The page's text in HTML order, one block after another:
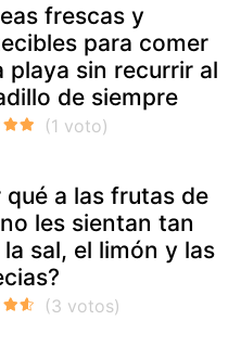
frescas y
para comer
playa sin recurrir al
de siempre
qué a las frutas de
les sientan tan
la sal, el limón y las